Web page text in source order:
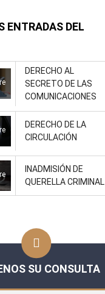
ENTRADAS DEL
DERECHO AL
SECRETO DE LAS
COMUNICACIONES
DERECHO DE LA
CIRCULACIÓN
INADMISIÓN DE
QUERELLA CRIMINAL
SU CONSULTA